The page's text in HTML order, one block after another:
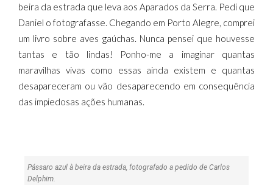
beira da estrada que leva aos Aparados da Serra. Pedi que
Daniel o fotografasse. Chegando em Porto Alegre, comprei
um livro sobre aves gaúchas. Nunca pensei que houvesse
tantas e tão lindas! Ponho-me a imaginar quantas
maravilhas vivas como essas ainda existem e quantas
desapareceram ou vão desaparecendo em consequência
das impiedosas ações humanas.
Pássaro azul à beira da estrada, fotografado a pedido de Carlos
Delphim.